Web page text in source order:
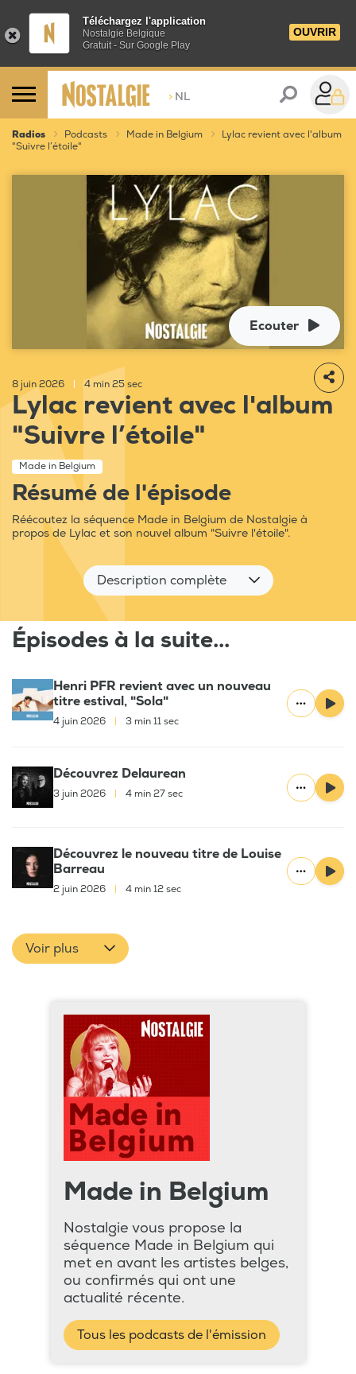
Téléchargez l'application
Nostalgie Belgique
Gratuit - Sur Google Play
OUVRIR
> NL
Radios Podcasts Made in Belgium
Lylac revient avec l'album
"Suivre l’étoile"
Ecouter
8 juin 2026 4 min 25 sec
Lylac revient avec l'album
"Suivre l’étoile"
Made in Belgium
Résumé de l'épisode
Réécoutez la séquence Made in Belgium de Nostalgie à
propos de Lylac et son nouvel album "Suivre l'étoile".
Description complète
Épisodes à la suite...
Henri PFR revient avec un nouveau
titre estival, "Sola"
4 juin 2026 3 min 11 sec
Découvrez Delaurean
3 juin 2026 4 min 27 sec
Découvrez le nouveau titre de Louise
Barreau
2 juin 2026 4 min 12 sec
Voir plus
Made in Belgium
Nostalgie vous propose la
séquence Made in Belgium qui
met en avant les artistes belges,
ou confirmés qui ont une
actualité récente.
Tous les podcasts de l'émission